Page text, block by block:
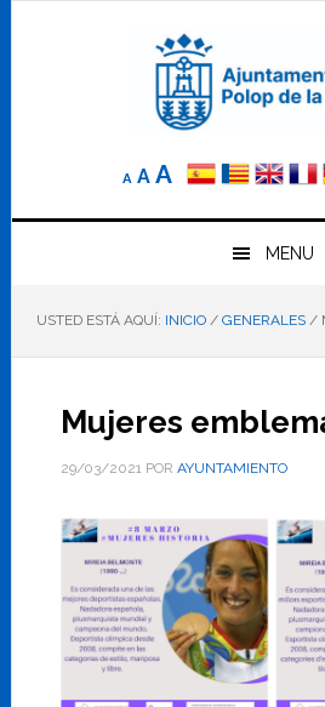
A
Reducir
elA Tamaño
AAumentar
el
tamaño
letra
MENU
USTED ESTÁ AQUÍ: INICIO / GENERALES /
Mujeres
29/03/2021POR AYUNTAMIENTO